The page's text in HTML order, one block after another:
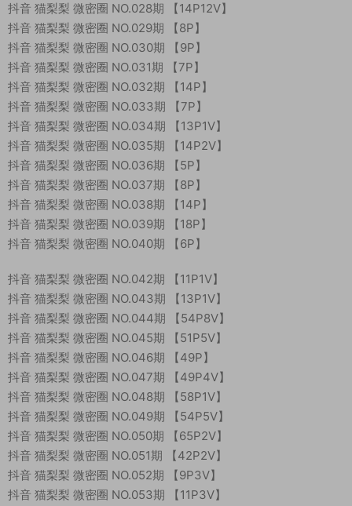
抖音 猫梨梨 微密圈 NO.028期 【14P12V】
抖音 猫梨梨 微密圈 NO.029期 【8P】
抖音 猫梨梨 微密圈 NO.030期 【9P】
抖音 猫梨梨 微密圈 NO.031期 【7P】
抖音 猫梨梨 微密圈 NO.032期 【14P】
抖音 猫梨梨 微密圈 NO.033期 【7P】
抖音 猫梨梨 微密圈 NO.034期 【13P1V】
抖音 猫梨梨 微密圈 NO.035期 【14P2V】
抖音 猫梨梨 微密圈 NO.036期 【5P】
抖音 猫梨梨 微密圈 NO.037期 【8P】
抖音 猫梨梨 微密圈 NO.038期 【14P】
抖音 猫梨梨 微密圈 NO.039期 【18P】
抖音 猫梨梨 微密圈 NO.040期 【6P】
抖音 猫梨梨 微密圈 NO.042期 【11P1V】
抖音 猫梨梨 微密圈 NO.043期 【13P1V】
抖音 猫梨梨 微密圈 NO.044期 【54P8V】
抖音 猫梨梨 微密圈 NO.045期 【51P5V】
抖音 猫梨梨 微密圈 NO.046期 【49P】
抖音 猫梨梨 微密圈 NO.047期 【49P4V】
抖音 猫梨梨 微密圈 NO.048期 【58P1V】
抖音 猫梨梨 微密圈 NO.049期 【54P5V】
抖音 猫梨梨 微密圈 NO.050期 【65P2V】
抖音 猫梨梨 微密圈 NO.051期 【42P2V】
抖音 猫梨梨 微密圈 NO.052期 【9P3V】
抖音 猫梨梨 微密圈 NO.053期 【11P3V】